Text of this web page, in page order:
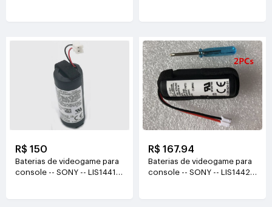
R$ 150
Baterias de videogame para
console -- SONY -- LIS1441
R$ 167.94
Baterias de videogame para
console -- SONY -- LIS1442